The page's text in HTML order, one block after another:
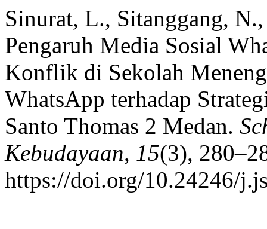
Sinurat, L., Sitanggang,
Pengaruh Media Sosial
Konflik di Sekolah
WhatsApp terhadap
Santo Thomas 2 Medan.
Kebudayaan, 15(3),
https://doi.org/10.24246/